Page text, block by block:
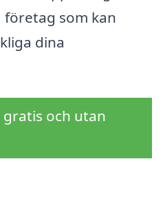
företag som kan
dina
gratis och utan